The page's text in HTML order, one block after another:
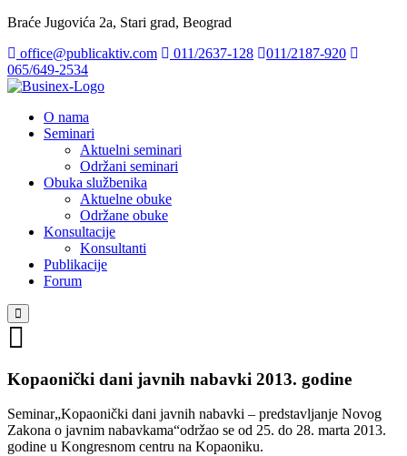
Braće Jugovića 2a, Stari grad, Beograd
office@publicaktiv.com
011/2637-128
011/2187-920
065/649-2534
O nama
Seminari
Aktuelni seminari
Održani seminari
Obuka službenika
Aktuelne obuke
Održane obuke
Konsultacije
Konsultanti
Publikacije
Forum
Kopaonički dani javnih nabavki 2013. godine
Seminar„Kopaonički dani javnih nabavki – predstavljanje Novog
Zakona o javnim nabavkama“održao se od 25. do 28. marta 2013.
godine u Kongresnom centru na Kopaoniku.